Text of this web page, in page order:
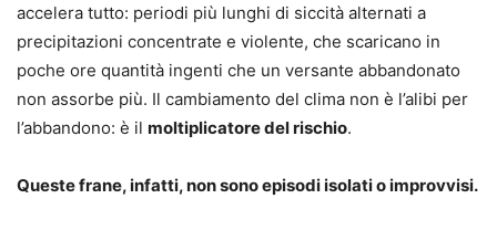
accelera tutto: periodi più lunghi di siccità alternati a
precipitazioni concentrate e violente, che scaricano in
poche ore quantità ingenti che un versante abbandonato
non assorbe più. Il cambiamento del clima non è l’alibi per
l’abbandono: è il moltiplicatore del rischio.
Queste frane, infatti, non sono episodi isolati o improvvisi.